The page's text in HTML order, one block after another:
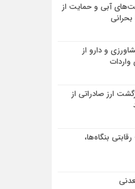
آبی و حمایت از
کشاورزی و دارو از
ارز صادراتی از
بنگاه‌ها،